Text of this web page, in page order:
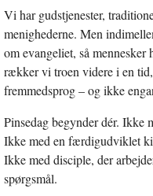
Vi har gudstjenester,
menighederne. Men
om evangeliet, så mennesker
rækker vi troen videre i en
fremmedsprog – og ikke
Pinsedag begynder dér. Ikke
Ikke med en færdigudviklet
Ikke med disciple, der
spørgsmål.